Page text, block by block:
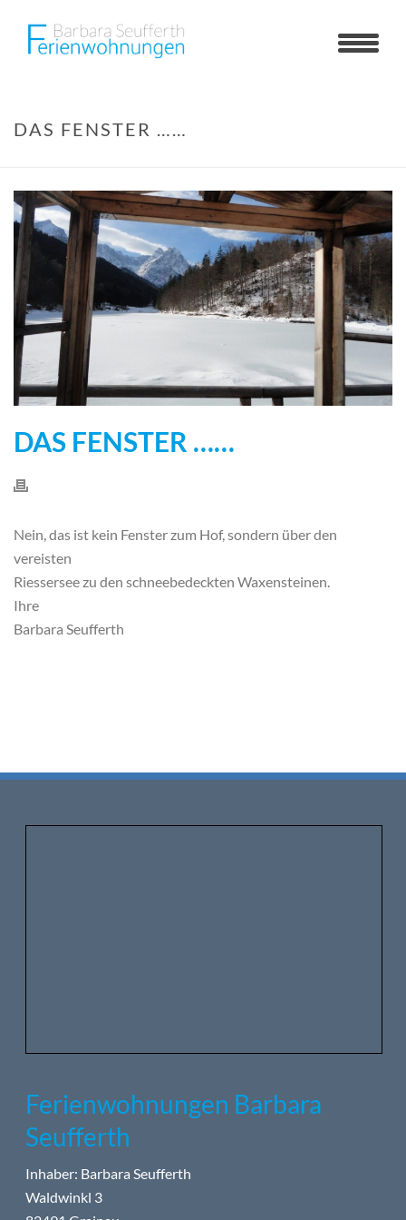
DAS FENSTER ……
DAS FENSTER ……
Nein, das ist kein Fenster zum Hof, sondern über den
vereisten
Riessersee zu den schneebedeckten Waxensteinen.
Ihre
Barbara Seufferth
Ferienwohnungen Barbara
Seufferth
Inhaber: Barbara Seufferth
Waldwinkl 3